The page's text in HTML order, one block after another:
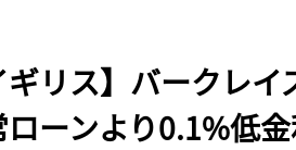
ギリス】バークレ
ローンより0.1%低